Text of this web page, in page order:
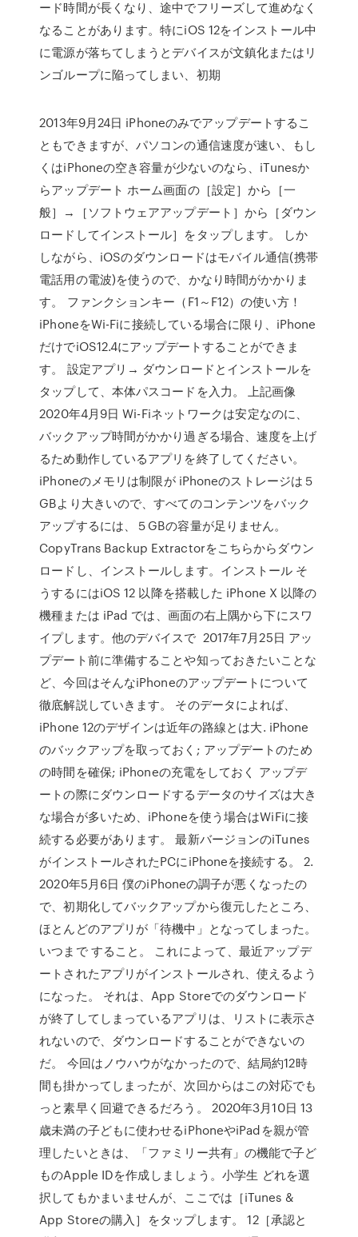
ード時間が長くなり、途中でフリーズして進めなく
なることがあります。特にiOS 12をインストール中
に電源が落ちてしまうとデバイスが文鎮化またはリ
ンゴループに陥ってしまい、初期
2013年9月24日 iPhoneのみでアップデートするこ
ともできますが、パソコンの通信速度が速い、もし
くはiPhoneの空き容量が少ないのなら、iTunesか
らアップデート ホーム画面の［設定］から［一
般］→［ソフトウェアアップデート］から［ダウン
ロードしてインストール］をタップします。 しか
しながら、iOSのダウンロードはモバイル通信(携帯
電話用の電波)を使うので、かなり時間がかかりま
す。 ファンクションキー（F1～F12）の使い方！
iPhoneをWi-Fiに接続している場合に限り、iPhone
だけでiOS12.4にアップデートすることができま
す。 設定アプリ→ ダウンロードとインストールを
タップして、本体パスコードを入力。 上記画像
2020年4月9日 Wi-Fiネットワークは安定なのに、
バックアップ時間がかかり過ぎる場合、速度を上げ
るため動作しているアプリを終了してください。
iPhoneのメモリは制限が iPhoneのストレージは５
GBより大きいので、すべてのコンテンツをバック
アップするには、５GBの容量が足りません。
CopyTrans Backup Extractorをこちらからダウン
ロードし、インストールします。インストール そ
うするにはiOS 12 以降を搭載した iPhone X 以降の
機種または iPad では、画面の右上隅から下にスワ
イプします。他のデバイスで 2017年7月25日 アッ
プデート前に準備することや知っておきたいことな
ど、今回はそんなiPhoneのアップデートについて
徹底解説していきます。 そのデータによれば、
iPhone 12のデザインは近年の路線とは大. iPhone
のバックアップを取っておく; アップデートのため
の時間を確保; iPhoneの充電をしておく アップデ
ートの際にダウンロードするデータのサイズは大き
な場合が多いため、iPhoneを使う場合はWiFiに接
続する必要があります。 最新バージョンのiTunes
がインストールされたPCにiPhoneを接続する。 2.
2020年5月6日 僕のiPhoneの調子が悪くなったの
で、初期化してバックアップから復元したところ、
ほとんどのアプリが「待機中」となってしまった。
いつまで すること。 これによって、最近アップデ
ートされたアプリがインストールされ、使えるよう
になった。 それは、App Storeでのダウンロード
が終了してしまっているアプリは、リストに表示さ
れないので、ダウンロードすることができないの
だ。 今回はノウハウがなかったので、結局約12時
間も掛かってしまったが、次回からはこの対応でも
っと素早く回避できるだろう。 2020年3月10日 13
歳未満の子どもに使わせるiPhoneやiPadを親が管
理したいときは、「ファミリー共有」の機能で子ど
ものApple IDを作成しましょう。小学生 どれを選
択してもかまいませんが、ここでは［iTunes &
App Storeの購入］をタップします。 12［承認と